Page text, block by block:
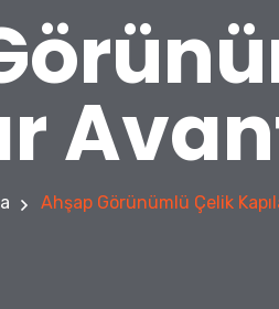
Ahşap Görünümlü Çelik